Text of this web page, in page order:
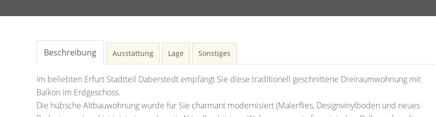
Beschreibung Ausstattung Lage Sonstiges
Im beliebten Erfurt Stadtteil Daberstedt empfängt Sie diese traditionell geschnittene Dreiraumwohnung mit
Balkon im Erdgeschoss.
Die hübsche Altbauwohnung wurde für Sie charmant modernisiert (Malerflies, Designvinylboden und neues